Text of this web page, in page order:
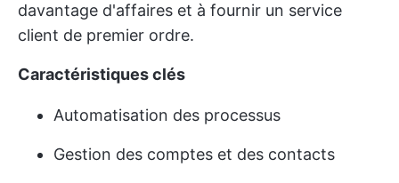
davantage d'affaires et à fournir un service
client de premier ordre.
Caractéristiques clés
Automatisation des processus
Gestion des comptes et des contacts